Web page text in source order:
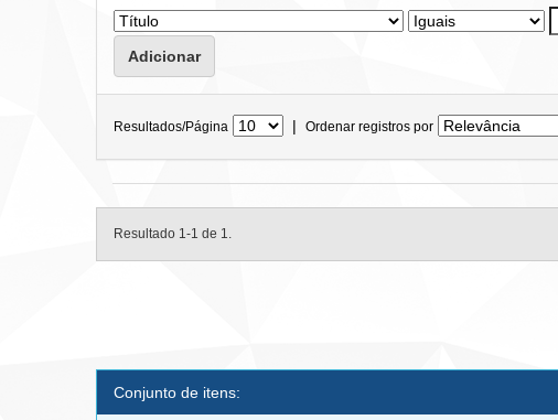
Resultados/Página | Ordenar registros por
Resultado 1-1 de 1.
Conjunto de itens: